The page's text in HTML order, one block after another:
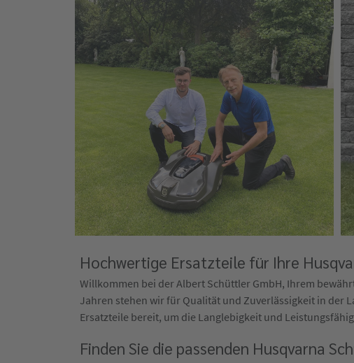
Hochwertige Ersatzteile für Ihre
Willkommen bei der Albert Schüttler GmbH, Ihrem
Jahren stehen wir für Qualität und Zuverlässigkeit in der
Ersatzteile bereit, um die Langlebigkeit und
Finden Sie die passenden Husqvarna